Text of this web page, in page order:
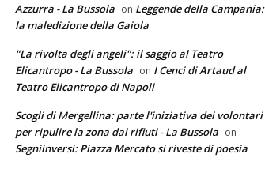
Azzurra - La Bussola on Leggende della Campania:
la maledizione della Gaiola
"La rivolta degli angeli": il saggio al Teatro
Elicantropo - La Bussola on I Cenci di Artaud al
Teatro Elicantropo di Napoli
Scogli di Mergellina: parte l'iniziativa dei volontari
per ripulire la zona dai rifiuti - La Bussola on
Segniinversi: Piazza Mercato si riveste di poesia